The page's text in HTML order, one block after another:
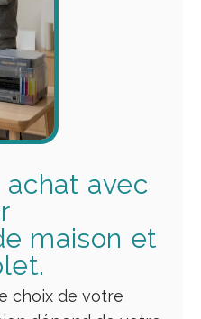
achat avec
maison et
choix de votre